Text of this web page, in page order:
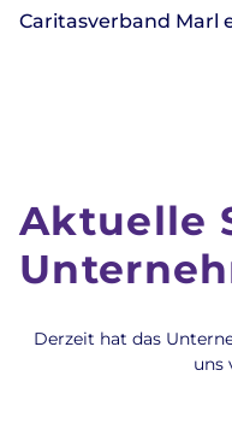
Caritasverband Marl
Aktuelle
Derzeit hat das
uns